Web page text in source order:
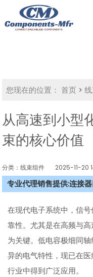
您现在的位置： 首页 >
从高速到小型
束的核心价值
分类：线束组件 2025-11-20
专业代理销售提供:连接
在现代电子系统中，信
靠性。尤其是在高频与
为关键。低电容极细同
异的电气特性，现已在
行业中得到广泛应用。